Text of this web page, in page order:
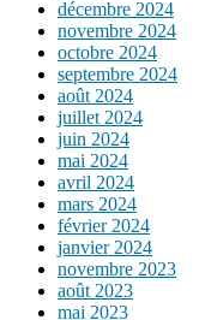
décembre 2024
novembre 2024
octobre 2024
septembre 2024
août 2024
juillet 2024
juin 2024
mai 2024
avril 2024
mars 2024
février 2024
janvier 2024
novembre 2023
août 2023
mai 2023